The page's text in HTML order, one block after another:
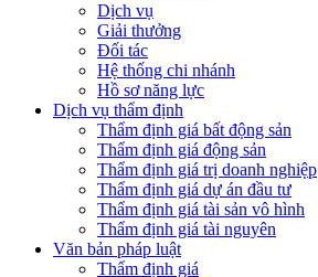
Dịch vụ
Giải thưởng
Đối tác
Hệ thống chi nhánh
Hồ sơ năng lực
Dịch vụ thẩm định
Thẩm định giá bất động sản
Thẩm định giá động sản
Thẩm định giá trị doanh nghiệp
Thẩm định giá dự án đầu tư
Thẩm định giá tài sản vô hình
Thẩm định giá tài nguyên
Văn bản pháp luật
Thẩm định giá